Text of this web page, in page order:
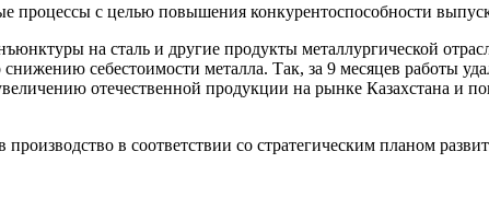
процессы с целью повышения конкурентоспособности
на сталь и другие продукты металлургической
себестоимости металла. Так, за 9 месяцев работы
отечественной продукции на рынке Казахстана и
в соответствии со стратегическим планом